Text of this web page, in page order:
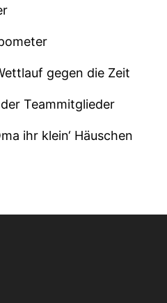
gegen die Zeit
Teammitglieder
ihr klein‘ Häuschen